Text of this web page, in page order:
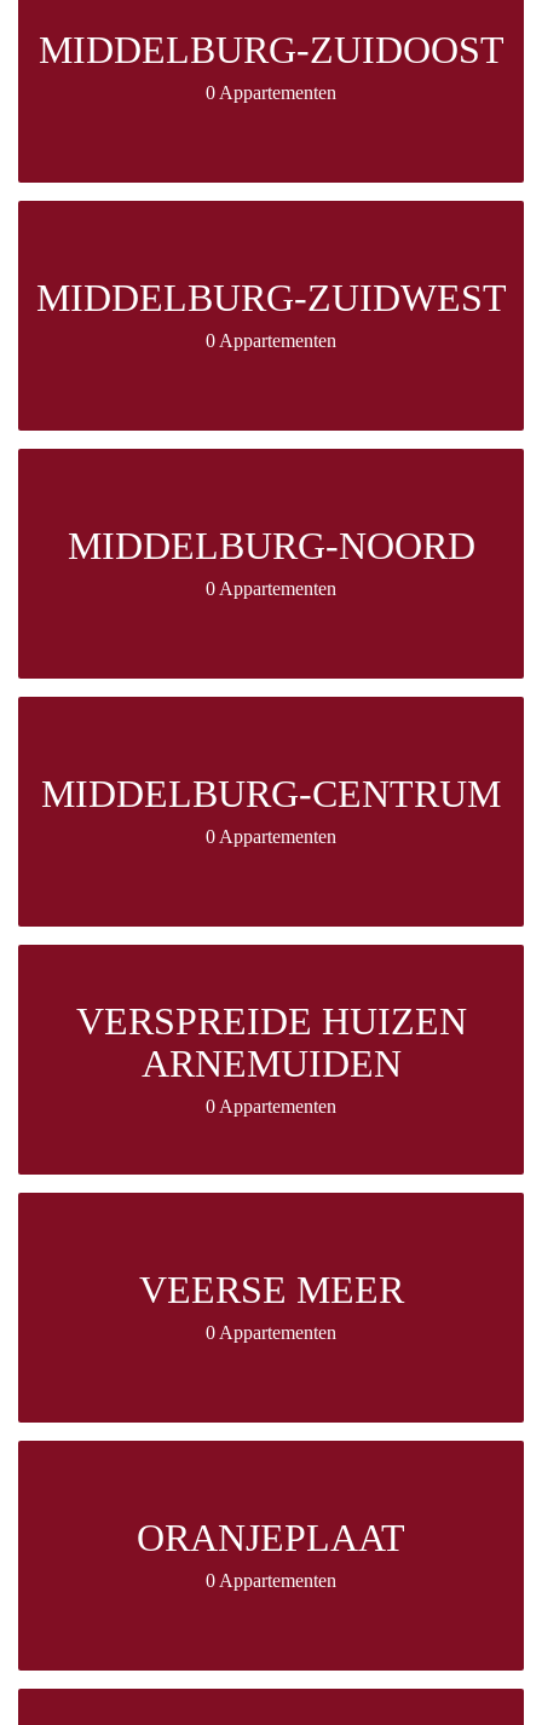
MIDDELBURG-ZUIDOOST
0 Appartementen
MIDDELBURG-ZUIDWEST
0 Appartementen
MIDDELBURG-NOORD
0 Appartementen
MIDDELBURG-CENTRUM
0 Appartementen
VERSPREIDE HUIZEN
ARNEMUIDEN
0 Appartementen
VEERSE MEER
0 Appartementen
ORANJEPLAAT
0 Appartementen